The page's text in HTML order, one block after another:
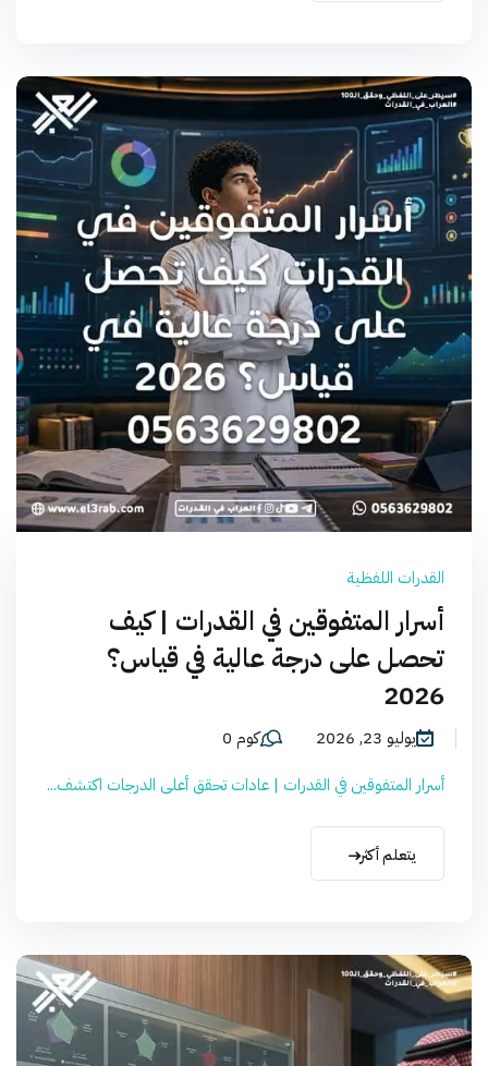
القدرات اللفظية
أسرار المتفوقين في القدرات | كيف
تحصل على درجة عالية في قياس؟
2026
يوليو 23, 2026
كوم 0
أسرار المتفوقين في القدرات | عادات تحقق أعلى الدرجات اكتشف...
يتعلم أكثر